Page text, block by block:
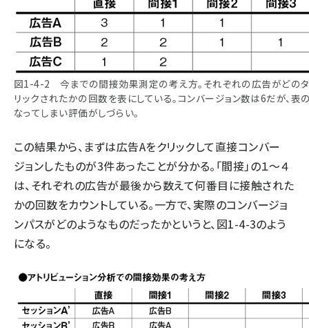
図1-4-2 今までの間接効果測定の考え方。それぞれの広告がどのタ
リックされたかの回数を表にしている。コンバージョン数は6だが、表
なってしまい評価がしづらい。
この結果から、まずは広告Aをクリックして直接コンバー
ジョンしたものが3件あったことが分かる。「間接」の１～４
は、それぞれの広告が最後から数えて何番目に接触された
かの回数をカウントしている。一方で、実際のコンバージョ
ンパスがどのようなものだったかというと、図1-4-3のよう
になる。